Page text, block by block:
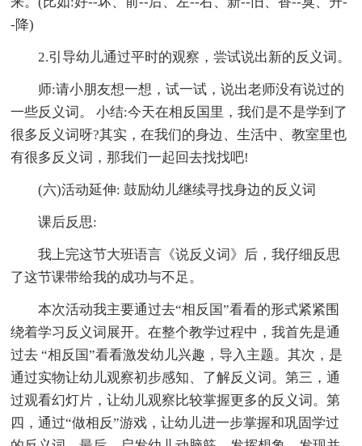
-降)
2.引导幼儿通过平时的观察，尝试说出新的反义词。
师:请小朋友想一想，试一试，说出老师没有说过的
一些反义词。 小结:今天在相反国里，我们是不是学到了
很多反义词呀?其实，在我们的身边、生活中、教室里也
有很多反义词，那我们一起回去找找吧!
(六)活动延伸: 鼓励幼儿继续寻找身边的反义词
课后反思:
我上完这节大班语言《说反义词》后，我仔细反思
了这节课带给我的成功与不足。
本次活动我主要通过去“相反国”看看的形式紧紧围
绕着学习反义词展开。在整个教学过程中，我首先是通
过去 “相反国”看看激发幼儿兴趣，导入主题。其次，是
通过实物让幼儿观察初步感知、了解反义词。第三，通
过观看幻灯片，让幼儿观察比较掌握更多的反义词。第
四，通过“做相反”游戏，让幼儿进一步掌握和巩固学过